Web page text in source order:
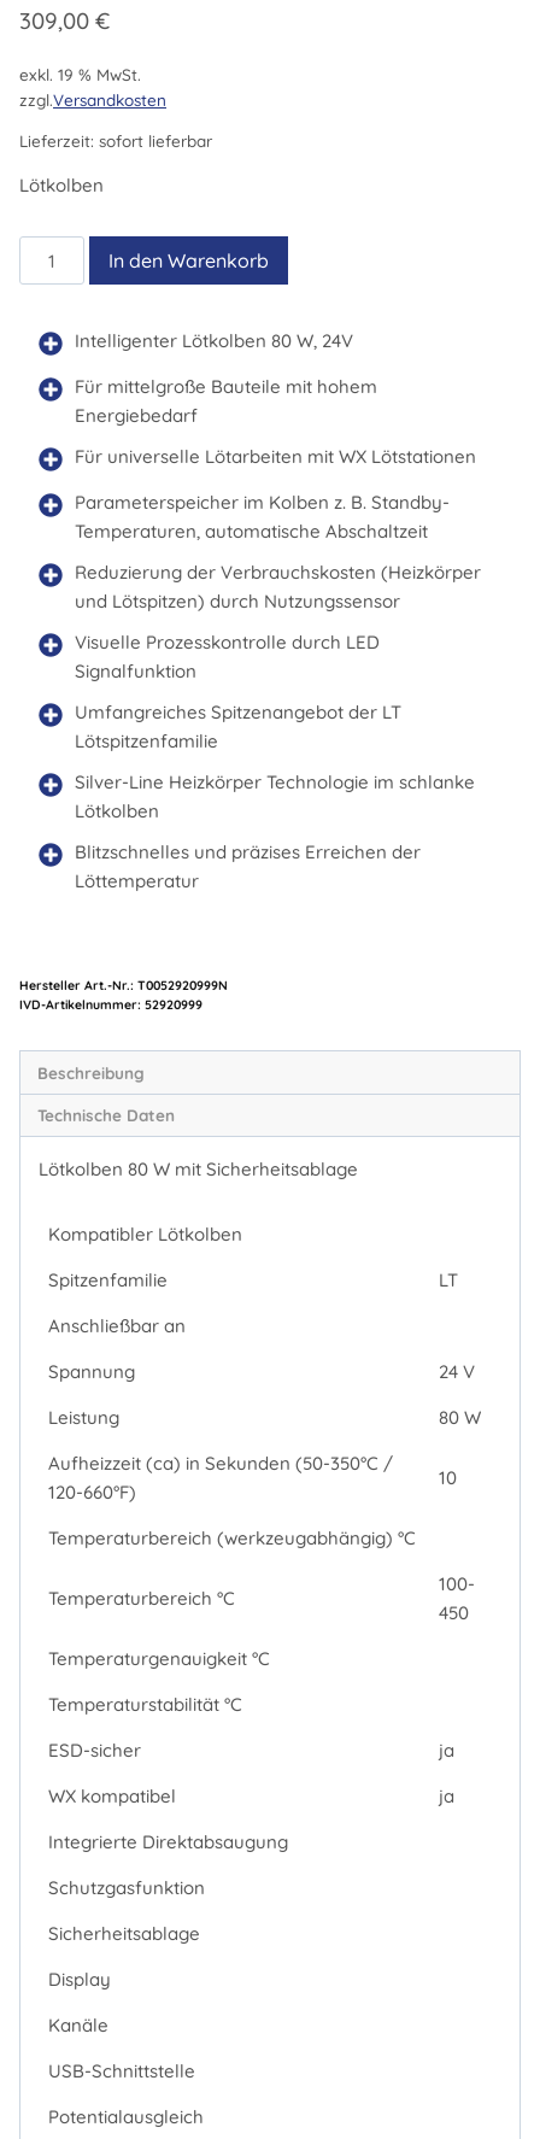
309,00 €
exkl. 19 % MwSt.
zzgl.Versandkosten
Lieferzeit: sofort lieferbar
Lötkolben
WXP80
Set
In den Warenkorb
Intelligenter Lötkolben 80 W, 24V
Für mittelgroße Bauteile mit hohem
Energiebedarf
Für universelle Lötarbeiten mit WX Lötstationen
Parameterspeicher im Kolben z. B. Standby-
Temperaturen, automatische Abschaltzeit
Reduzierung der Verbrauchskosten (Heizkörper
und Lötspitzen) durch Nutzungssensor
Visuelle Prozesskontrolle durch LED
Signalfunktion
Umfangreiches Spitzenangebot der LT
Lötspitzenfamilie
Silver-Line Heizkörper Technologie im schlanke
Lötkolben
Blitzschnelles und präzises Erreichen der
Löttemperatur
Hersteller Art.-Nr.: T0052920999N
Artikelnummer: 52920999
Beschreibung
Technische Daten
Lötkolben 80 W mit Sicherheitsablage
Kompatibler Lötkolben
Spitzenfamilie
LT
Anschließbar an
Spannung
24 V
Leistung
80 W
Aufheizzeit (ca) in Sekunden (50-350°C /
120-660°F)
10
Temperaturbereich (werkzeugabhängig) °C
Temperaturbereich °C
100-
450
Temperaturgenauigkeit °C
Temperaturstabilität °C
ESD-sicher
ja
WX kompatibel
ja
Integrierte Direktabsaugung
Schutzgasfunktion
Sicherheitsablage
Display
Kanäle
USB-Schnittstelle
Potentialausgleich